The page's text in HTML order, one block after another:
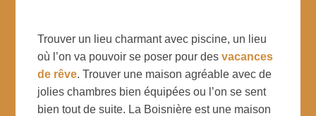
Trouver un lieu charmant avec piscine, un lieu
où l’on va pouvoir se poser pour des vacances
de rêve. Trouver une maison agréable avec de
jolies chambres bien équipées ou l’on se sent
bien tout de suite. La Boisnière est une maison